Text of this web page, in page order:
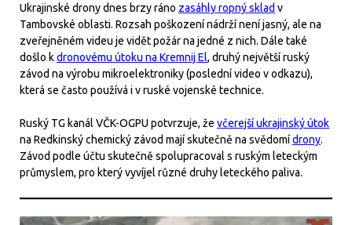
Ukrajinské drony dnes brzy ráno zasáhly ropný sklad v
Tambovské oblasti. Rozsah poškození nádrží není jasný, ale na
zveřejněném videu je vidět požár na jedné z nich. Dále také
došlo kdronovému útoku na Kremnij El, druhý největší ruský
závod na výrobu mikroelektroniky (poslední video v odkazu),
která se často používá i v ruské vojenské technice.
Ruský TG kanál VČK-OGPU potvrzuje, že včerejší ukrajinský útok
na Redkinský chemický závod mají skutečně na svědomídrony.
Závod podle účtu skutečně spolupracoval s ruským leteckým
průmyslem, pro který vyvíjel různé druhy leteckého paliva.